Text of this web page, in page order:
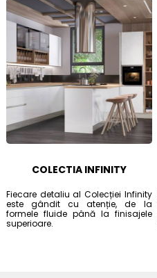
COLECTIA INFINITY
Fiecare detaliu al Colecției Infinity
este gândit cu atenție, de la
formele fluide până la finisajele
superioare.